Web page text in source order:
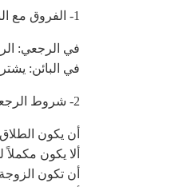
1- الفروق مع البائن:
في الرجعي:
في البائن:
2- شروط الرجعة:
أن يكون
ألا يكون مكملاً
أن تكون